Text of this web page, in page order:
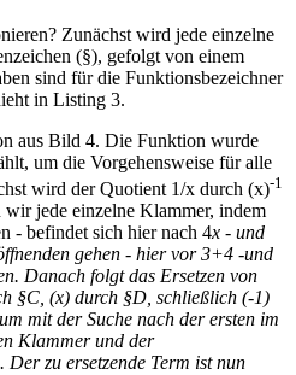
Zunächst wird jede einzelne
(§), gefolgt von einem
sind für die Funktionsbezeichner
in Listing 3.
aus Bild 4. Die Funktion wurde
um die Vorgehensweise für alle
wird der Quotient 1/x durch (x)-1
wir jede einzelne Klammer, indem
- befindet sich hier nach 4x - und
gehen - hier vor 3+4 -und
Danach folgt das Ersetzen von
§C, (x) durch §D, schließlich (-1)
mit der Suche nach der ersten im
Klammer und der
Der zu ersetzende Term ist nun